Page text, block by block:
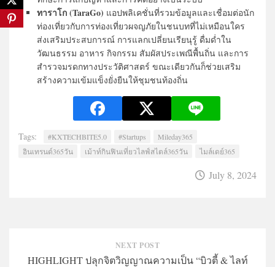
ทาราโก (TaraGo) แอปพลิเคชั่นที่รวมข้อมูลและเชื่อมต่อนัก
ท่องเที่ยวกับการท่องเที่ยวผจญภัยในชนบทที่ไม่เหมือนใคร
ส่งเสริมประสบการณ์ การแลกเปลี่ยนเรียนุรู้ ดื่มด่ำใน
วัฒนธรรม อาหาร กิจกรรม สัมผัสประเพณีพื้นถิ่น และการ
สำรวจมรดกทางประวัติศาสตร์ ขณะเดียวกันก็ช่วยเสริม
สร้างความเข้มแข็งยั่งยืนให้ชุมชนท้องถิ่น
Tags: #KXTECHBITE5.0 #Startups
Mileday365
อินเทรนด์365วัน
เม้าท์กินฟินเที่ยวไลฟ์สไตล์365วัน ไมล์เดย์365
July 8, 2024
NEXT POST
HIGHLIGHT ปลุกจิตวิญญาณความเป็น “บิวตี้ & ไลท์